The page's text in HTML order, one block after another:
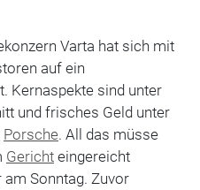
Varta hat sich mit
auf ein
Kernaspekte sind unter
und frisches Geld unter
Porsche. All das müsse
Gerichteingereicht
am Sonntag. Zuvor